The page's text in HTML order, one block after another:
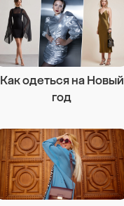
Как одеться на Новый
год